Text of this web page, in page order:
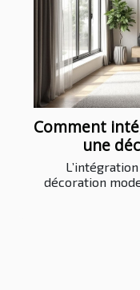
Comment
une
décoration